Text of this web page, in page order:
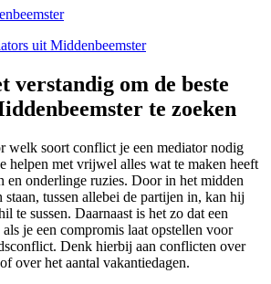
uit Middenbeemster
verstandig om de beste
te zoeken
welk soort conflict je een mediator nodig
helpen met vrijwel alles wat te maken heeft
en onderlinge ruzies. Door in het midden
tussen allebei de partijen in, kan hij
te sussen. Daarnaast is het zo dat een
je een compromis laat opstellen voor
Denk hierbij aan conflicten over
over het aantal vakantiedagen.